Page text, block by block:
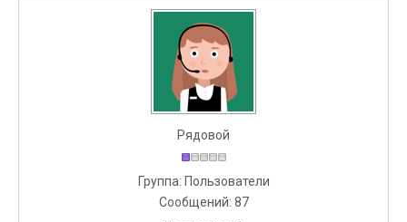
Рядовой
Группа: Пользователи
Сообщений: 87